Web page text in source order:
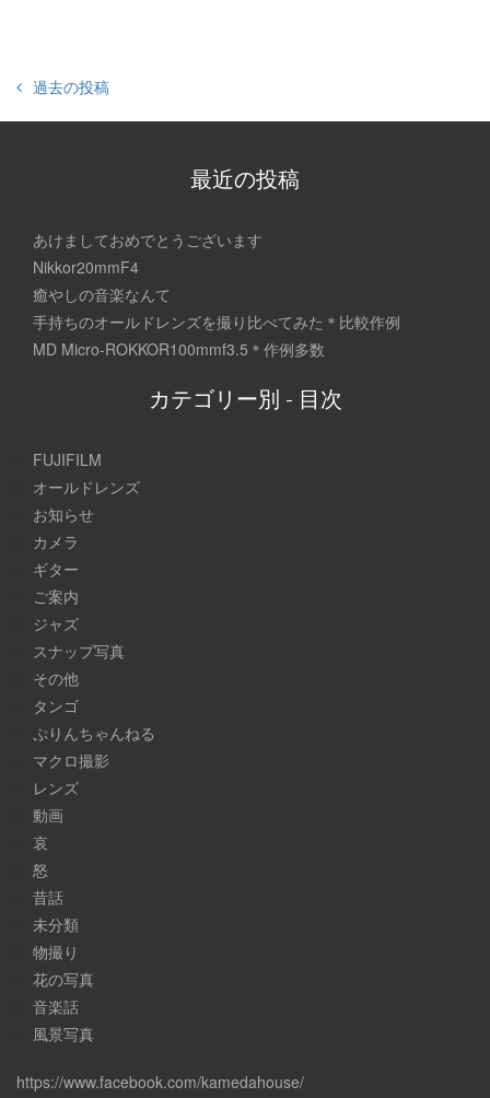
投
稿
ゲ
ー
シ
ョ
過去の投稿
最近の投稿
あけましておめでとうございます
Nikkor20mmF4
癒やしの音楽なんて
手持ちのオールドレンズを撮り比べてみた＊比較作例
MD Micro-ROKKOR100mmf3.5＊作例多数
カテゴリー別 - 目次
FUJIFILM
オールドレンズ
お知らせ
カメラ
ギター
ご案内
ジャズ
スナップ写真
その他
タンゴ
ぷりんちゃんねる
マクロ撮影
レンズ
動画
哀
怒
昔話
未分類
物撮り
花の写真
音楽話
風景写真
https://www.facebook.com/kamedahouse/